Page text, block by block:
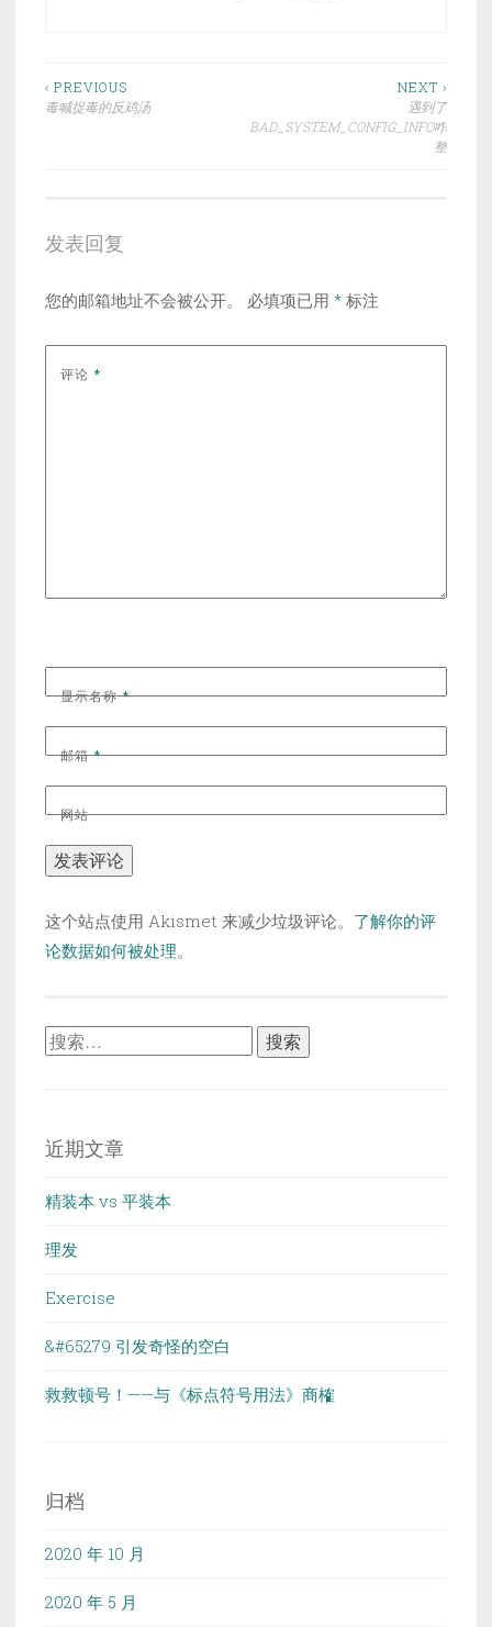
文
‹ PREVIOUS
毒喊捉毒的反鸡汤
NEXT ›
遇到了
BAD_SYSTEM_CONFIG_INFO咋
整
发表回复
您的邮箱地址不会被公开。 必填项已用 * 标注
评论 *
显示名称*
邮箱*
网站
这个站点使用 Akismet 来减少垃圾评论。 了解你的评
论数据如何被处理。
搜
近期文章
精装本 vs 平装本
理发
Exercise
&#65279 引发奇怪的空白
救救顿号！——与《标点符号用法》商榷
归档
2020 年 10 月
2020 年 5 月